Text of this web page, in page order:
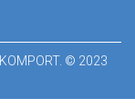
© 2023